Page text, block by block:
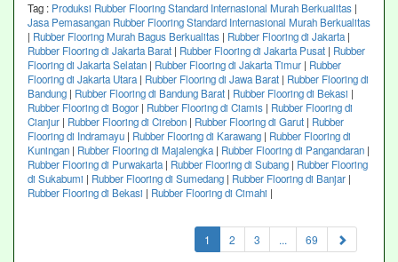
Tag : Produksi Rubber Flooring Standard Internasional Murah Berkualitas |
Jasa Pemasangan Rubber Flooring Standard Internasional Murah Berkualitas
| Rubber Flooring Murah Bagus Berkualitas | Rubber Flooring di Jakarta|
Rubber Flooring di Jakarta Barat | Rubber Flooring di Jakarta Pusat | Rubber
Flooring di Jakarta Selatan | Rubber Flooring di Jakarta Timur | Rubber
Flooring di Jakarta Utara| Rubber Flooring di Jawa Barat | Rubber Flooring di
Bandung | Rubber Flooring di Bandung Barat | Rubber Flooring di Bekasi |
Rubber Flooring di Bogor | Rubber Flooring di Ciamis | Rubber Flooring di
Cianjur | Rubber Flooring di Cirebon | Rubber Flooring di Garut | Rubber
Flooring di Indramayu | Rubber Flooring di Karawang | Rubber Flooring di
Kuningan | Rubber Flooring di Majalengka| Rubber Flooring di Pangandaran |
Rubber Flooring di Purwakarta| Rubber Flooring di Subang | Rubber Flooring
di Sukabumi | Rubber Flooring di Sumedang | Rubber Flooring di Banjar |
Rubber Flooring di Bekasi | Rubber Flooring di Cimahi |
1 (current)
2 3 ... 69